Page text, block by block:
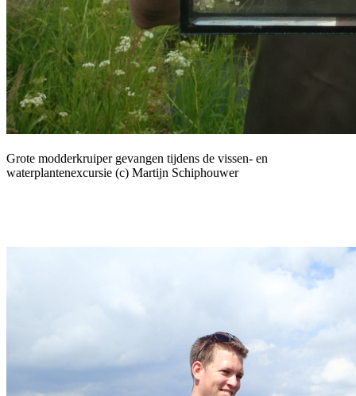
Grote modderkruiper gevangen tijdens de vissen- en
waterplantenexcursie (c) Martijn Schiphouwer